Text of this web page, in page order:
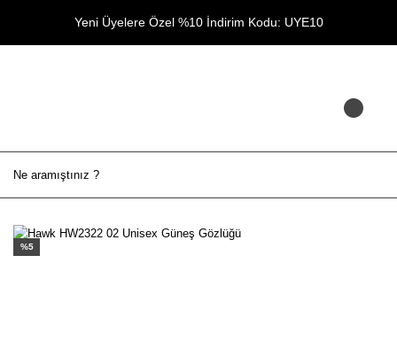
Yeni Üyelere Özel %10 İndirim Kodu: UYE10
%5